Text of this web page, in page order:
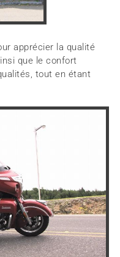
apprécier la qualité
que le confort
tout en étant